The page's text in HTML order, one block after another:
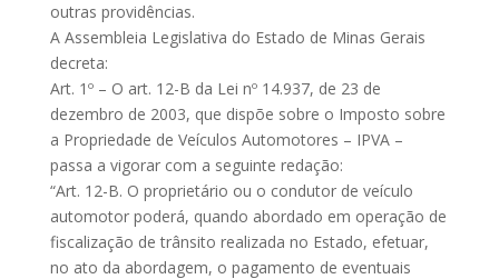
outras providências.
A Assembleia Legislativa do Estado de Minas Gerais
decreta:
Art. 1º – O art. 12-B da Lei nº 14.937, de 23 de
dezembro de 2003, que dispõe sobre o Imposto sobre
a Propriedade de Veículos Automotores – IPVA –
passa a vigorar com a seguinte redação:
“Art. 12-B. O proprietário ou o condutor de veículo
automotor poderá, quando abordado em operação de
fiscalização de trânsito realizada no Estado, efetuar,
no ato da abordagem, o pagamento de eventuais